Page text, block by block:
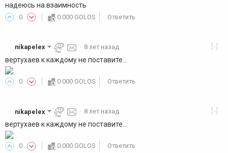
надеюсь на взаимность
0 0.000 GOLOS Ответить
[-]
nikapelex · 8 лет назад
вертухаев к каждому не поставите...
0 0.000 GOLOS Ответить
[-]
nikapelex · 8 лет назад
вертухаев к каждому не поставите...
0 0.000 GOLOS Ответить